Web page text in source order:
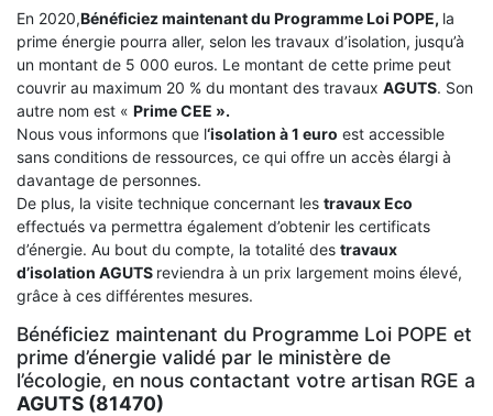
En 2020,Bénéficiez maintenant du Programme Loi POPE, la
prime énergie pourra aller, selon les travaux d’isolation, jusqu’à
un montant de 5 000 euros. Le montant de cette prime peut
couvrir au maximum 20 % du montant des travaux AGUTS. Son
autre nom est « Prime CEE ».
Nous vous informons que l‘isolation à 1 euro est accessible
sans conditions de ressources, ce qui offre un accès élargi à
davantage de personnes.
De plus, la visite technique concernant les travaux Eco
effectués va permettra également d’obtenir les certificats
d’énergie. Au bout du compte, la totalité des travaux
d’isolation AGUTS reviendra à un prix largement moins élevé,
grâce à ces différentes mesures.
Bénéficiez maintenant du Programme Loi POPE et
prime d’énergie validé par le ministère de
l’écologie, en nous contactant votre artisan RGE a
AGUTS (81470)